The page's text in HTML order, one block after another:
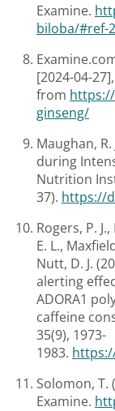
Examine.
biloba/#ref-
[2024-04-27],
from
ginseng/
Maughan,
during
Nutrition
37). https://
Rogers, P.
E. L.,
Nutt, D. J.
alerting
ADORA1
caffeine
35(9), 1973-
1983.
Solomon, T.
Examine.